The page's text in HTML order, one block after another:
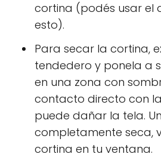
cortina (podés usar el
esto).
Para secar la cortina,
tendedero y ponela a
en una zona con
contacto directo con
puede dañar la tela.
completamente seca,
cortina en tu ventana.